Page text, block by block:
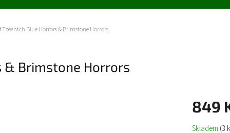
Tzeentch Blue Horrors & Brimstone Horrors
& Brimstone Horrors
849
Měrná
Skladem (3